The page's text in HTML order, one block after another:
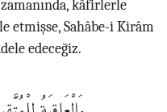
kâfirlerle
etmişse, Sahâbe-i Kirâm
edeceğiz.
وَالْعَاقِبَةُ